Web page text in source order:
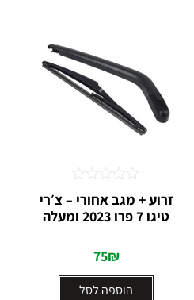
זרוע + מגב אחורי – צ׳רי
טיגו 7 פרו 2023 ומעלה
75₪
הוספה לסל
דורג
0
מתוך